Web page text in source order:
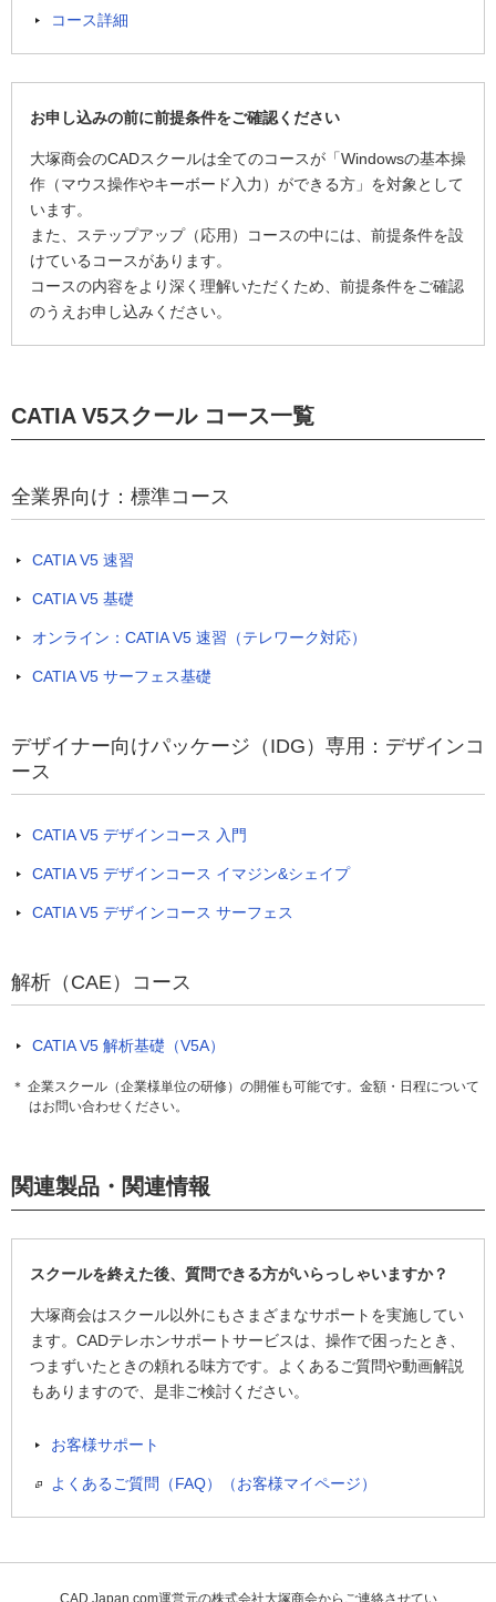
コース詳細
お申し込みの前に前提条件をご確認ください
大塚商会のCADスクールは全てのコースが「Windowsの基本操
作（マウス操作やキーボード入力）ができる方」を対象として
います。
また、ステップアップ（応用）コースの中には、前提条件を設
けているコースがあります。
コースの内容をより深く理解いただくため、前提条件をご確認
のうえお申し込みください。
CATIA V5スクール コース一覧
全業界向け：標準コース
CATIA V5 速習
CATIA V5 基礎
オンライン：CATIA V5 速習（テレワーク対応）
CATIA V5 サーフェス基礎
デザイナー向けパッケージ（IDG）専用：デザインコ
ース
CATIA V5 デザインコース 入門
CATIA V5 デザインコース イマジン&シェイプ
CATIA V5 デザインコース サーフェス
解析（CAE）コース
CATIA V5 解析基礎（V5A）
＊ 企業スクール（企業様単位の研修）の開催も可能です。金額・日程について
はお問い合わせください。
関連製品・関連情報
スクールを終えた後、質問できる方がいらっしゃいますか？
大塚商会はスクール以外にもさまざまなサポートを実施してい
ます。CADテレホンサポートサービスは、操作で困ったとき、
つまずいたときの頼れる味方です。よくあるご質問や動画解説
もありますので、是非ご検討ください。
お客様サポート
よくあるご質問（FAQ）（お客様マイページ）
CAD Japan.com運営元の株式会社大塚商会からご連絡させてい